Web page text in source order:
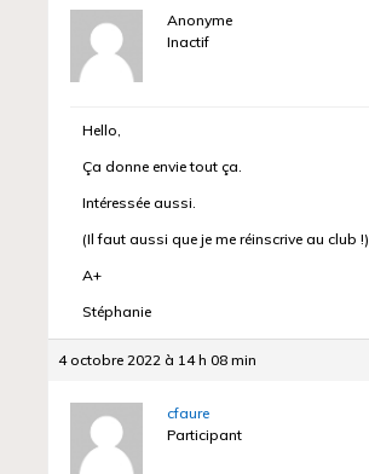
Anonyme
Inactif
Hello,
Ça donne envie tout ça.
Intéressée aussi.
(Il faut aussi que je me réinscrive au club !)
A+
Stéphanie
4 octobre 2022 à 14 h 08 min
cfaure
Participant